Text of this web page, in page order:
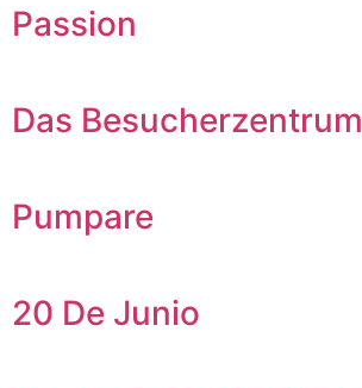
Passion
Das Besucherzentrum
Pumpare
20 De Junio